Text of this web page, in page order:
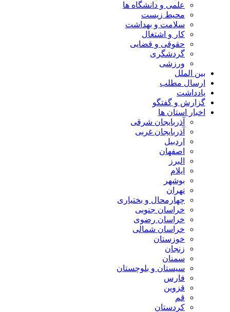
علمی و دانشگاه ها
محیط زیست
سلامت و بهداشت
کار و اشتغال
حقوقی و قضایی
گردشگری
ورزشی
بین الملل
ارسال مطلب
یادداشت
گزارش و گفتگو
اخبار استان ها
آذربایجان شرقی
آذربایجان غربی
اردبیل
اصفهان
البرز
ایلام
بوشهر
تهران
چهارمحال و بختیاری
خراسان جنوبی
خراسان رضوی
خراسان شمالی
خوزستان
زنجان
سمنان
سیستان و بلوچستان
فارس
قزوین
قم
کردستان